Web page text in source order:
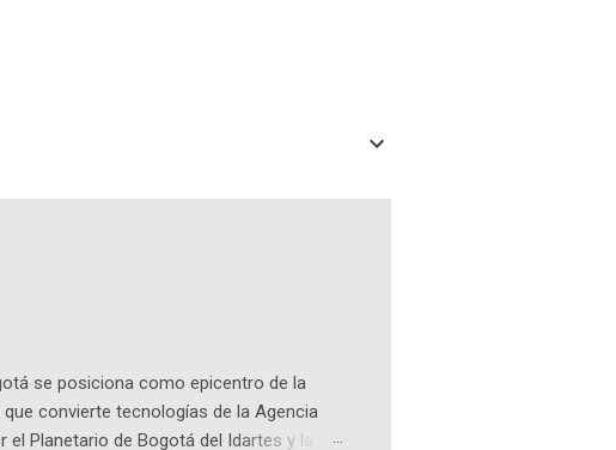
se posiciona como epicentro de la
convierte tecnologías de la Agencia
Planetario de Bogotá del Idartes y la